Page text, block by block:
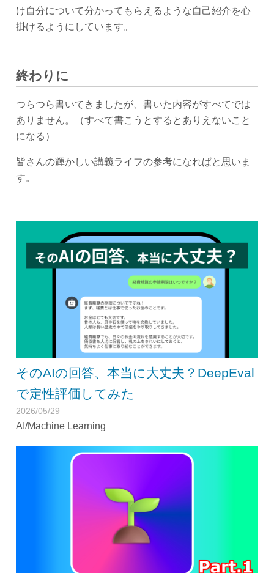
け自分について分かってもらえるような自己紹介を心
掛けるようにしています。
終わりに
つらつら書いてきましたが、書いた内容がすべてでは
ありません。（すべて書こうとするとありえないこと
になる）
皆さんの輝かしい講義ライフの参考になればと思いま
す。
そのAIの回答、本当に大丈夫？DeepEval
で定性評価してみた
2026/05/29
AI/Machine Learning